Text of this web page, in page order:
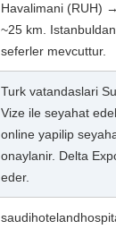
Havalimani (RUH)
~25 km.
seferler mevcuttur.
Turk vatandaslari
Vize ile seyahat
online yapilip
onaylanir. Delta
eder.